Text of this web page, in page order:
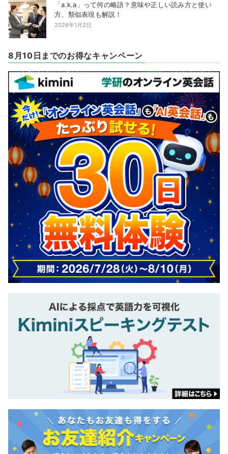
「a.k.a」って何の略語？意味や正しい読み方と使い
方、類似表現も解説！
2026年1月2日
8月10日までのお得なキャンペーン